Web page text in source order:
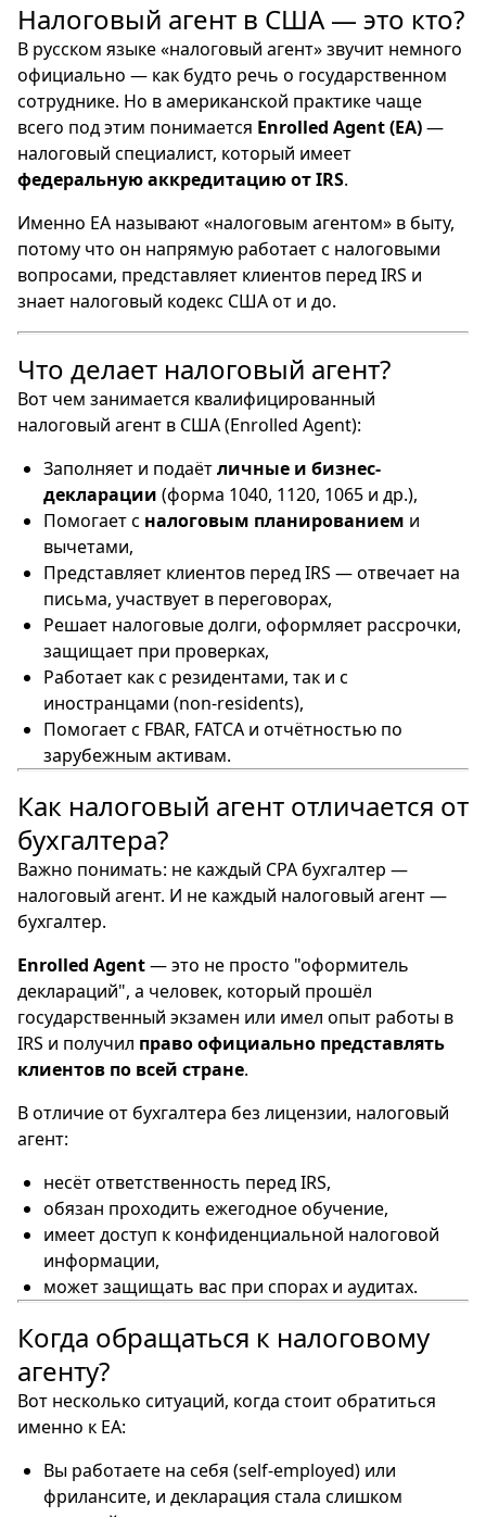
Налоговый агент в США — это кто?
В русском языке «налоговый агент» звучит немного
официально — как будто речь о государственном
сотруднике. Но в американской практике чаще
всего под этим понимается Enrolled Agent (EA)—
налоговый специалист, который имеет
федеральную аккредитацию от IRS.
Именно EA называют «налоговым агентом» в быту,
потому что он напрямую работает с налоговыми
вопросами, представляет клиентов перед IRS и
знает налоговый кодекс США от и до.
Что делает налоговый агент?
Вот чем занимается квалифицированный
налоговый агент в США (Enrolled Agent):
Заполняет и подаётличные и бизнес-
декларации (форма 1040, 1120, 1065 и др.),
Помогает с налоговым планированием и
вычетами,
Представляет клиентов перед IRS — отвечает на
письма, участвует в переговорах,
Решает налоговые долги, оформляет рассрочки,
защищает при проверках,
Работает как с резидентами, так и с
иностранцами (non-residents),
Помогает с FBAR, FATCA и отчётностью по
зарубежным активам.
Как налоговый агент отличается от
бухгалтера?
Важно понимать: не каждый CPA бухгалтер —
налоговый агент. И не каждый налоговый агент —
бухгалтер.
Enrolled Agent— это не просто "оформитель
деклараций", а человек, который прошёл
государственный экзамен или имел опыт работы в
IRS и получил право официально представлять
клиентов по всей стране.
В отличие от бухгалтера без лицензии, налоговый
агент:
несёт ответственность перед IRS,
обязан проходить ежегодное обучение,
имеет доступ к конфиденциальной налоговой
информации,
может защищать вас при спорах и аудитах.
Когда обращаться к налоговому
агенту?
Вот несколько ситуаций, когда стоит обратиться
именно к EA:
Вы работаете на себя (self-employed) или
фрилансите, и декларация стала слишком